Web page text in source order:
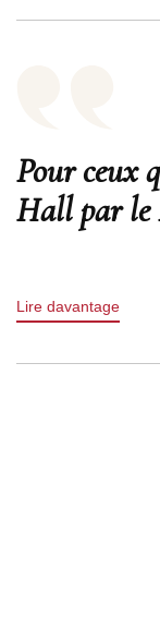
Pour ceux
Hall par le
Lire davantage